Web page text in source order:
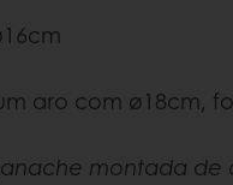
aro com ø18cm,
montada de